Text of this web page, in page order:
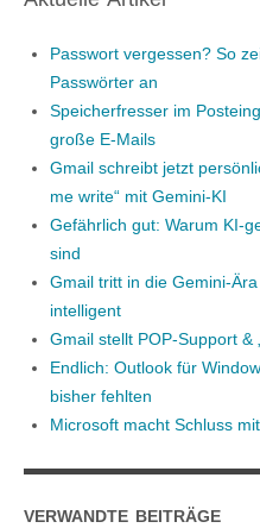
Passwort vergessen? So
Passwörter an
Speicherfresser im
große E-Mails
Gmail schreibt jetzt
me write“ mit Gemini-KI
Gefährlich gut: Warum KI-
sind
Gmail tritt in die Gemini-
intelligent
Gmail stellt POP-Support &
Endlich: Outlook für
bisher fehlten
Microsoft macht Schluss
VERWANDTE BEITRÄGE